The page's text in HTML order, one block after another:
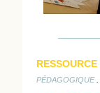
RESSOURCE
PÉDAGOGIQUE.